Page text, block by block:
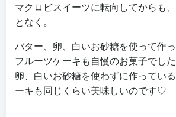
マクロビスイーツに転向してからも
となく。
バター、卵、白いお砂糖を使って作
フルーツケーキも自慢のお菓子でした
卵、白いお砂糖を使わずに作ってい
ーキも同じくらい美味しいのです♡